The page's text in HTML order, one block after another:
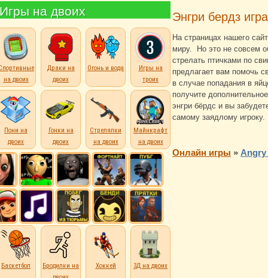
Игры на двоих
на двоих
Драки на
двоих
Огонь и вода
Игры на
троих
Пони на
двоих
Гонки на
двоих
Стрелялки
на двоих
Майнкрафт
на двоих
Баскетбол
Бродилки на
Хоккей 3Д на двоих
Энгри бердз
На страницах нашего
миру. Но это не совсем
стрелать птичками по
предлагает вам помочь
в случае попадания в
получите
энгри бёрдс и вы
самому заядлому игроку.
Онлайн игры »